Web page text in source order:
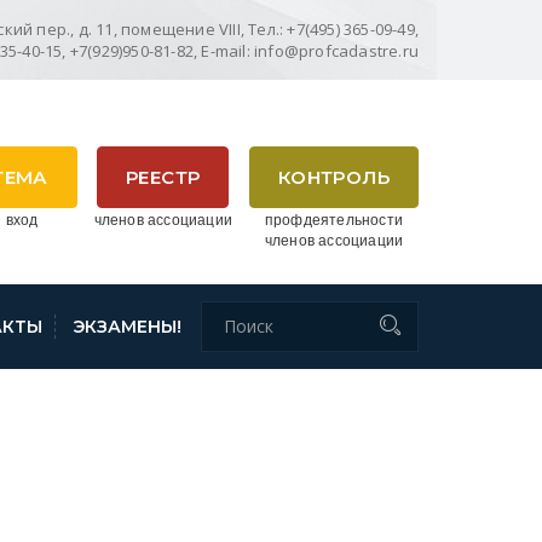
пер., д. 11, помещение VIII, Тел.: +7(495) 365-09-49,
40-15, +7(929)950-81-82, E-mail: info@profcadastre.ru
КОНТРОЛЬ
профдеятельности
членов ассоциации
РЕЕСТР
членов ассоциации
вход
ЭКЗАМЕНЫ!